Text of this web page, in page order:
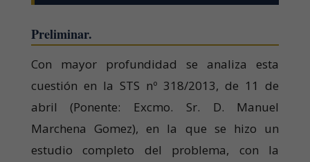
Preliminar.
Con mayor profundidad se analiza esta
cuestión en la STS nº 318/2013, de 11 de
abril (Ponente: Excmo. Sr. D. Manuel
Marchena Gomez), en la que se hizo un
estudio completo del problema, con la